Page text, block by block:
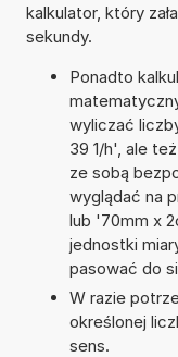
kalkulator, który
sekundy.
Ponadto
wyliczać
39 1/h', ale
ze sobą
wyglądać na
lub '70mm x
jednostki
pasować do
W razie
określonej
sens.